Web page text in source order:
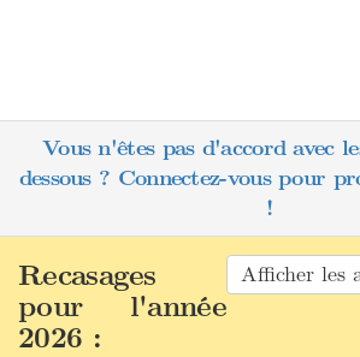
Vous n'êtes pas d'accord avec
dessous ? Connectez-vous pour
!
Afficher les
Recasages
pour l'année
2026 :